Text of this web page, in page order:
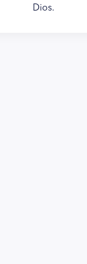
Dios.